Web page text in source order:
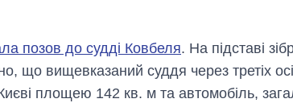
позов до судді Ковбеля. На підставі
що вищевказаний суддя через третіх
площею 142 кв. м та автомобіль,